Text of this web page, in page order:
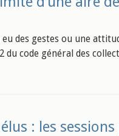
eu des gestes ou une
du code général des
: les